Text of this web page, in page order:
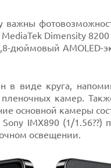
MediaTek Dimensity
дюймовый AMOLED-
виде круга,
камер.
основной камеры
IMX890 (1/1.56??)
освещении.